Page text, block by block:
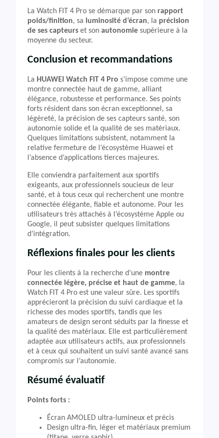
La Watch FIT 4 Pro se démarque par son rapport
poids/finition, sa luminosité d’écran, la précision
de ses capteurs et son autonomie supérieure à la
moyenne du secteur.
Conclusion et recommandations
La HUAWEI Watch FIT 4 Pro s’impose comme une
montre connectée haut de gamme, alliant
élégance, robustesse et performance. Ses points
forts résident dans son écran exceptionnel, sa
légèreté, la précision de ses capteurs santé, son
autonomie solide et la qualité de ses matériaux.
Quelques limitations subsistent, notamment la
relative fermeture de l’écosystème Huawei et
l’absence d’applications tierces majeures.
Elle conviendra parfaitement aux sportifs
exigeants, aux professionnels soucieux de leur
santé, et à tous ceux qui recherchent une montre
connectée élégante, fiable et autonome. Pour les
utilisateurs très attachés à l’écosystème Apple ou
Google, il peut subsister quelques limitations
d’intégration.
Réflexions finales pour les clients
Pour les clients à la recherche d’une montre
connectée légère, précise et haut de gamme, la
Watch FIT 4 Pro est une valeur sûre. Les sportifs
apprécieront la précision du suivi cardiaque et la
richesse des modes sportifs, tandis que les
amateurs de design seront séduits par la finesse et
la qualité des matériaux. Elle est particulièrement
adaptée aux utilisateurs actifs, aux professionnels
et à ceux qui souhaitent un suivi santé avancé sans
compromis sur l’autonomie.
Résumé évaluatif
Points forts :
Écran AMOLED ultra-lumineux et précis
Design ultra-fin, léger et matériaux premium